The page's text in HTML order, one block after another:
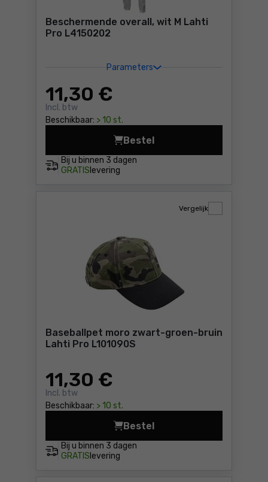
Beschermende overall, wit M Lahti
Pro L4150202
Parameters
11,30 €
Incl. btw
Beschikbaar: > 10 st.
Bij u binnen 3 dagen
GRATIS levering
Bestel
Beschermende overall, wit
Baseballpet moro zwart-groen-bruin
Lahti Pro L101090S
11,30 €
Incl. btw
Beschikbaar: > 10 st.
Vergelijk
Bij u binnen 3 dagen
GRATIS levering
Bestel
Baseballpet moro zwart-